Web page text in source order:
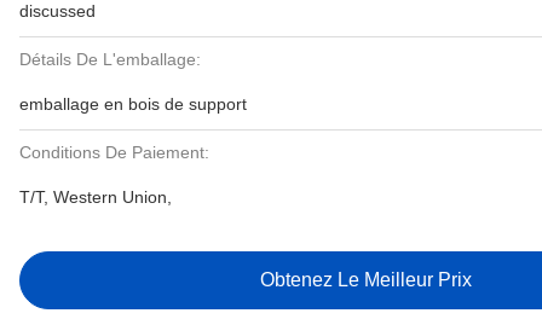
discussed
Détails De L'emballage:
emballage en bois de support
Conditions De Paiement:
T/T, Western Union,
Obtenez Le Meilleur Prix